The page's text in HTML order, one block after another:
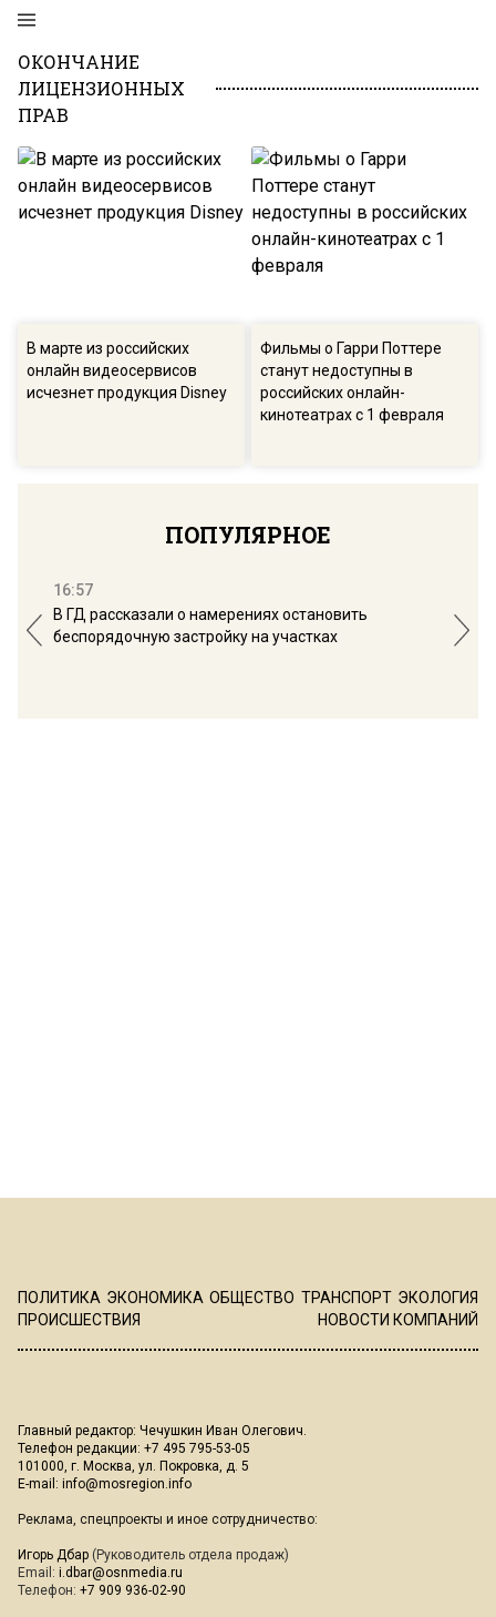
ОКОНЧАНИЕ
ЛИЦЕНЗИОННЫХ
ПРАВ
В марте из российских
онлайн видеосервисов
исчезнет продукция Disney
Фильмы о Гарри Поттере
станут недоступны в
российских онлайн-
кинотеатрах с 1 февраля
ПОПУЛЯРНОЕ
16:57
В ГД рассказали о намерениях остановить
беспорядочную застройку на участках
ПОЛИТИКА ЭКОНОМИКА ОБЩЕСТВО ТРАНСПОРТ ЭКОЛОГИЯ
ПРОИСШЕСТВИЯ
НОВОСТИ КОМПАНИЙ
Главный редактор: Чечушкин Иван Олегович.
Телефон редакции: +7 495 795-53-05
101000, г. Москва, ул. Покровка, д. 5
E-mail: info@mosregion.info
Реклама, спецпроекты и иное сотрудничество:
Игорь Дбар (Руководитель отдела продаж)
Email: i.dbar@osnmedia.ru
Телефон: +7 909 936-02-90